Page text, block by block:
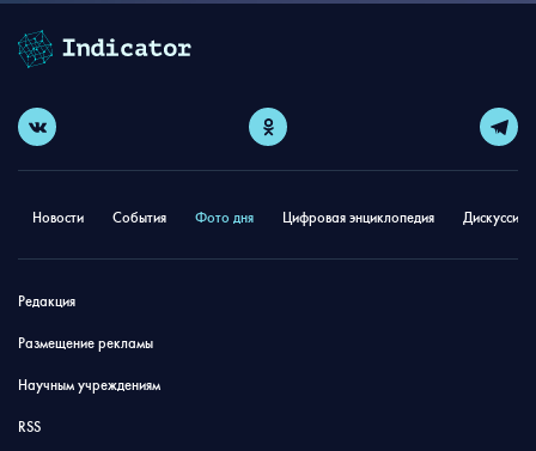
Новости События Фото дня Цифровая энциклопедия
Редакция
Размещение рекламы
Научным учреждениям
RSS